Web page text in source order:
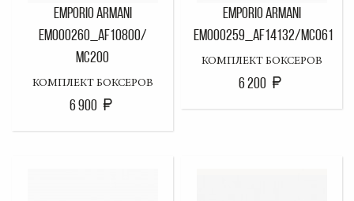
EMPORIO ARMANI
EM000260_AF10800/
MC200
КОМПЛЕКТ БОКСЕРОВ
6 900
EMPORIO ARMANI
EM000259_AF14132/MC061
КОМПЛЕКТ БОКСЕРОВ
6 200